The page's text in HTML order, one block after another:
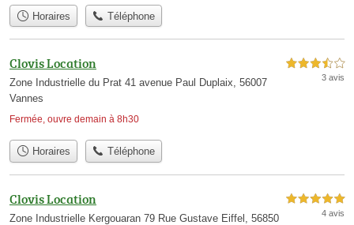
Horaires Téléphone
Clovis Location
Zone Industrielle du Prat 41 avenue Paul Duplaix, 56007
Vannes
Fermée, ouvre demain à 8h30
3,5 étoiles sur 5
3 avis
Horaires Téléphone
Clovis Location
Zone Industrielle Kergouaran 79 Rue Gustave Eiffel, 56850
5,0 étoiles sur 5
4 avis